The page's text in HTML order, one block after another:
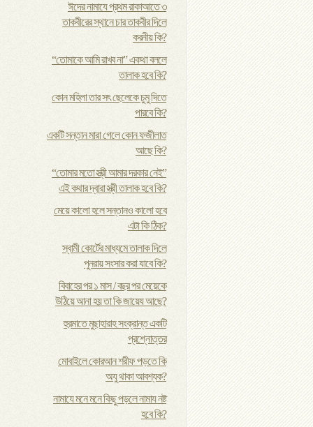
ঈদের নামাযে প্রথম রাকাআতে ৩
তাকবীরের স্থানে চার তাকবীর দিলে
করনীয় কি?
“তোমাকে আমি রাখব না” একথা বললে
তালাক হবে কি?
কোন মহিলা তার সৎ ছেলেকে চুমু দিতে
পারবে কি?
একটি সন্তান মারা গেলে কোন ফজীলাত
আছে কি?
“তোমার মতো স্ত্রী আমার দরকার নেই”
এই কথার দ্বারা স্ত্রী তালাক হবে কি?
মেয়ে কালো হলে সন্তানও কালো হবে
এটা কি ঠিক?
স্বামী কোর্টের মাধ্যমে তালাক দিলে
পুনরায় সংসার করা যাবে কি?
বিবাহের পর ১ মাস / বছর পর মেয়েকে
উঠিয়ে আনা হয় তা কি জায়েয আছে?
হুরমাতে মুছাহারাহ সংক্রান্ত একটি
প্রশ্নোত্তর
মোবাইলে কোরআন শরীফ পড়তে কি
অযু থাকা আবশ্যক?
নামাযে মনে মনে কিছু পড়লে নামায নষ্ট
হবে কি?